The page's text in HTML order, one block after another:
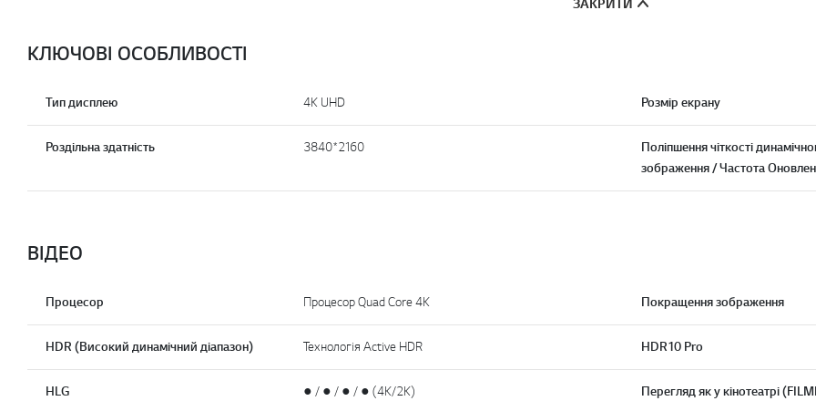
ЗАКРИТИ
КЛЮЧОВІ ОСОБЛИВОСТІ
Тип дисплею 4K UHD Розмір екрану
Роздільна здатність 3840*2160
Поліпшення чіткості
зображення / Частота
ВІДЕО
Процесор Процесор Quad Core 4K Покращення зображення
HDR (Високий динамічний діапазон) Технологія Active HDR HDR10 Pro
HLG ● / ● / ● / ● (4K/2K)
Перегляд як у кінотеатрі